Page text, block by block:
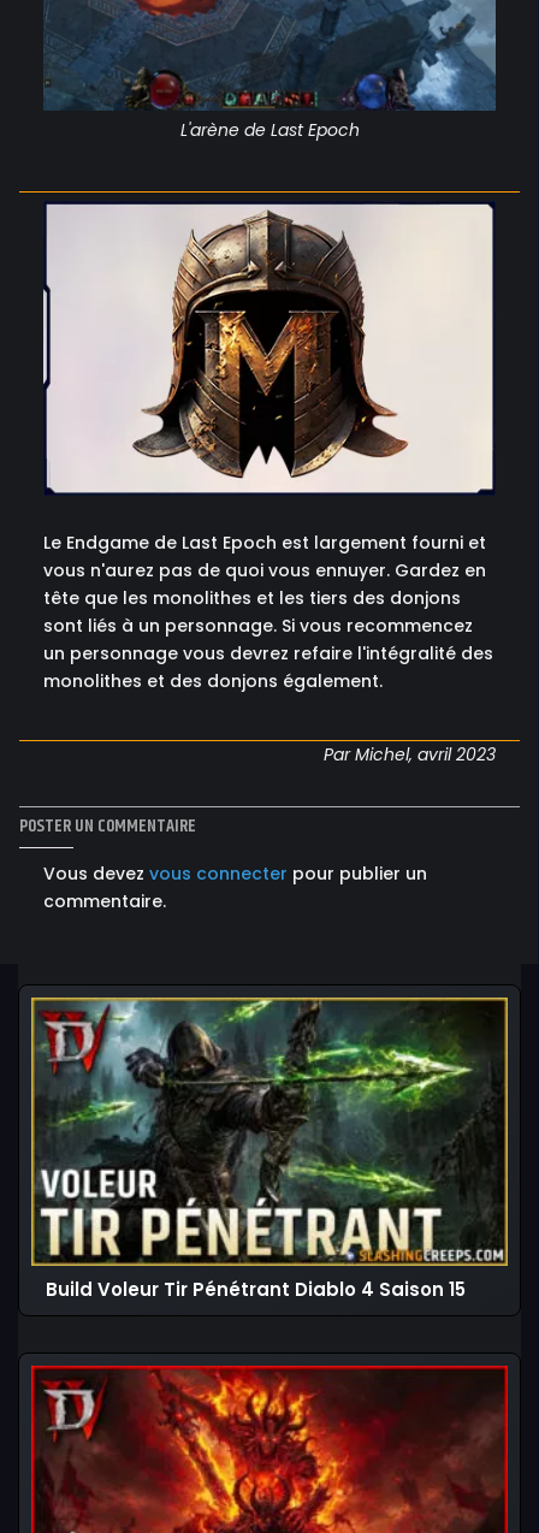
L'arène de Last Epoch
Le Endgame de Last Epoch est largement fourni et
vous n'aurez pas de quoi vous ennuyer. Gardez en
tête que les monolithes et les tiers des donjons
sont liés à un personnage. Si vous recommencez
un personnage vous devrez refaire l'intégralité des
monolithes et des donjons également.
Par Michel, avril 2023
POSTER UN COMMENTAIRE
Vous devez vous connecter pour publier un
commentaire.
Build Voleur Tir Pénétrant Diablo 4 Saison 15